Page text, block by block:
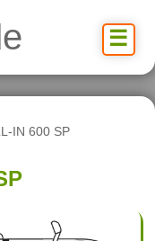
☰
IN 600 SP